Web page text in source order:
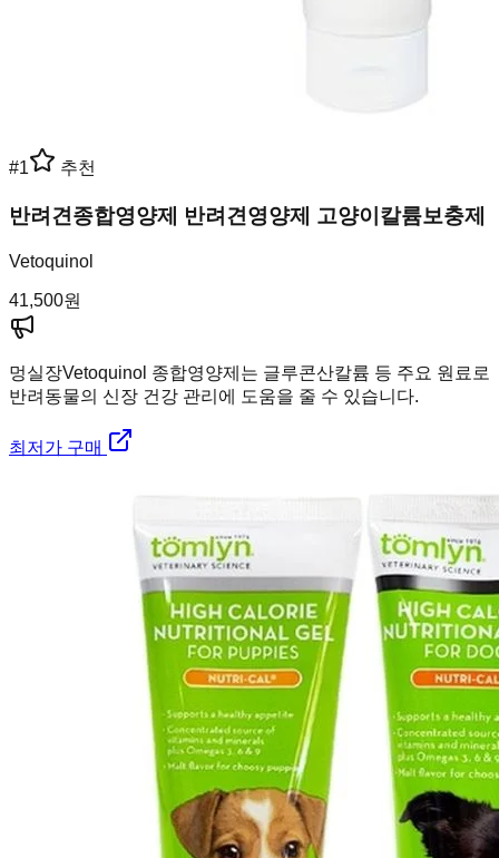
#1 추천
반려견종합영양제 반려견영양제 고양이칼륨보충제
Vetoquinol
41,500원
멍실장Vetoquinol 종합영양제는 글루콘산칼륨 등 주요 원료로
반려동물의 신장 건강 관리에 도움을 줄 수 있습니다.
최저가 구매